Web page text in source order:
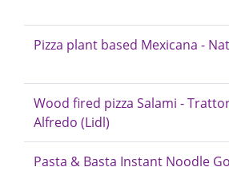
Pizza plant based Mexicana -
Wood fired pizza Salami -
Alfredo (Lidl)
Pasta & Basta Instant Noodle